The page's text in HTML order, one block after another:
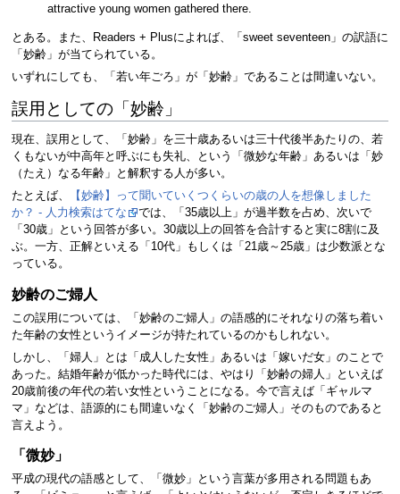
attractive young women gathered there.
とある。また、Readers + Plusによれば、「sweet seventeen」の訳語に
「妙齢」が当てられている。
いずれにしても、「若い年ごろ」が「妙齢」であることは間違いない。
誤用としての「妙齢」
現在、誤用として、「妙齢」を三十歳あるいは三十代後半あたりの、若
くもないが中高年と呼ぶにも失礼、という「微妙な年齢」あるいは「妙
（たえ）なる年齢」と解釈する人が多い。
たとえば、
【妙齢】って聞いていくつくらいの歳の人を想像しました
か？ - 人力検索はてな
では、「35歳以上」が過半数を占め、次いで
「30歳」という回答が多い。30歳以上の回答を合計すると実に8割に及
ぶ。一方、正解といえる「10代」もしくは「21歳～25歳」は少数派とな
っている。
妙齢のご婦人
この誤用については、「妙齢のご婦人」の語感的にそれなりの落ち着い
た年齢の女性というイメージが持たれているのかもしれない。
しかし、「婦人」とは「成人した女性」あるいは「嫁いだ女」のことで
あった。結婚年齢が低かった時代には、やはり「妙齢の婦人」といえば
20歳前後の年代の若い女性ということになる。今で言えば「ギャルマ
マ」などは、語源的にも間違いなく「妙齢のご婦人」そのものであると
言えよう。
「微妙」
平成の現代の語感として、「微妙」という言葉が多用される問題もあ